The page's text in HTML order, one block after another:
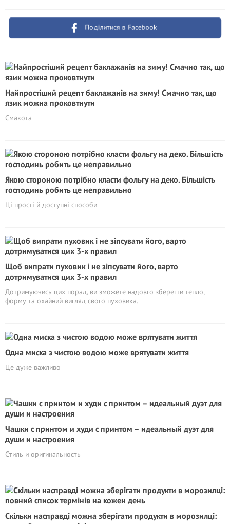
Поділитися в Facebook
Найпростіший рецепт баклажанів на зиму! Смачно так, що
язик можна проковтнути
Смакота
Якою стороною потрібно класти фольгу на деко. Більшість
господинь робить це неправильно
Ці прості й доступні способи
Щоб випрати пуховик і не зіпсувати його, варто
дотримуватися цих 3-х правил
Дотримуючись цих порад, ви зможете надовго зберегти тепло,
форму та охайний вигляд свого пуховика.
Одна миска з чистою водою може врятувати життя
Це дуже важливо
Чашки с принтом и худи с принтом – идеальный дуэт для
души и настроения
Cтиль и оригинальность
Скільки насправді можна зберігати продукти в морозилці: